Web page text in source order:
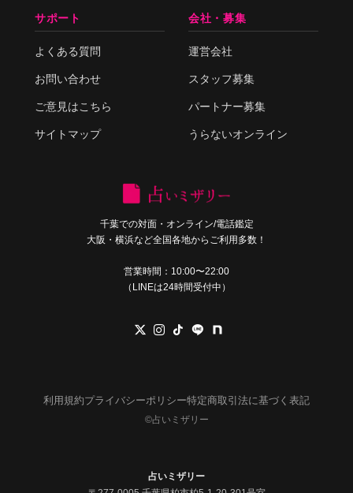
サポート
よくある質問
お問い合わせ
ご意見はこちら
サイトマップ
会社・募集
運営会社
スタッフ募集
パートナー募集
うらないオンライン
千葉での対面・オンライン/電話鑑定
大阪・横浜など全国各地からご利用多数！
営業時間：10:00〜22:00
（LINEは24時間受付中）
利用規約プライバシーポリシー特定商取引法に基づく表記
©︎占いミザリー
占いミザリー